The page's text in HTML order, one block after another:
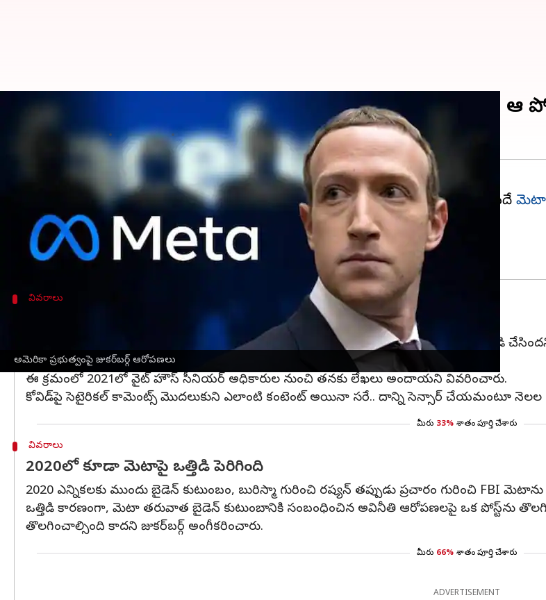
అమెరికా ప్రభుత్వంపై జుకర్‌బర్గ్ ఆరోపణలు
Mark Zuckeberg: అమెరికా ప్రభుత్వంపై జుకర్‌బర్గ్ ఆరోపణలు ..
Sirish Praharaju Aug 27, 2024 08:59 am
ఈ వార్తాకథనం ఏంటి
కోవిడ్ సంబంధిత పోస్ట్‌లను సెన్సార్ చేయమనిజో బైడెన్,కమలా హారిస్‌ల US ప్రభుత్వం పదేపదే మెటా
మార్క్ జుకర్‌బర్గ్ ఆరోపించారు.
జుకర్‌బర్గ్ ఇటీవల హౌస్ జ్యుడిషియరీ కమిటీకి రాసిన లేఖలో ఈ ఆరోపణ చేశారు.
వివరాలు
జో బైడెన్- కమలా హారిస్ ప్రభుత్వం అమెరికన్ల కోవిడ్ సమాచారాన్ని సెన్సార్ చేయమని ఫేస్‌బుక్‌పై ఒత్తిడి
కూడా పోస్ట్ కానివ్వకుండా అడ్డుకుందని చెప్పారు.
ఈ క్రమంలో 2021లో వైట్ హౌస్‌ సీనియర్ అధికారుల నుంచి తనకు లేఖలు అందాయని వివరించారు.
కోవిడ్‌పై సెటైరికల్ కామెంట్స్ మొదలుకుని ఎలాంటి కంటెంట్‌ అయినా సరే.. దాన్ని సెన్సార్ చేయమంటూ నెలల
మీరు 33% శాతం పూర్తి చేశారు
వివరాలు
2020లో కూడా మెటాపై ఒత్తిడి పెరిగింది
2020 ఎన్నికలకు ముందు బైడెన్ కుటుంబం, బురిస్మా గురించి రష్యన్ తప్పుడు ప్రచారం గురించి FBI
ఒత్తిడి కారణంగా, మెటా తరువాత బైడెన్ కుటుంబానికి సంబంధించిన అవినీతి ఆరోపణలపై ఒక పోస్ట్‌ను
తొలగించాల్సింది కాదని జుకర్‌బర్గ్ అంగీకరించారు.
మీరు 66% శాతం పూర్తి చేశారు
ADVERTISEMENT